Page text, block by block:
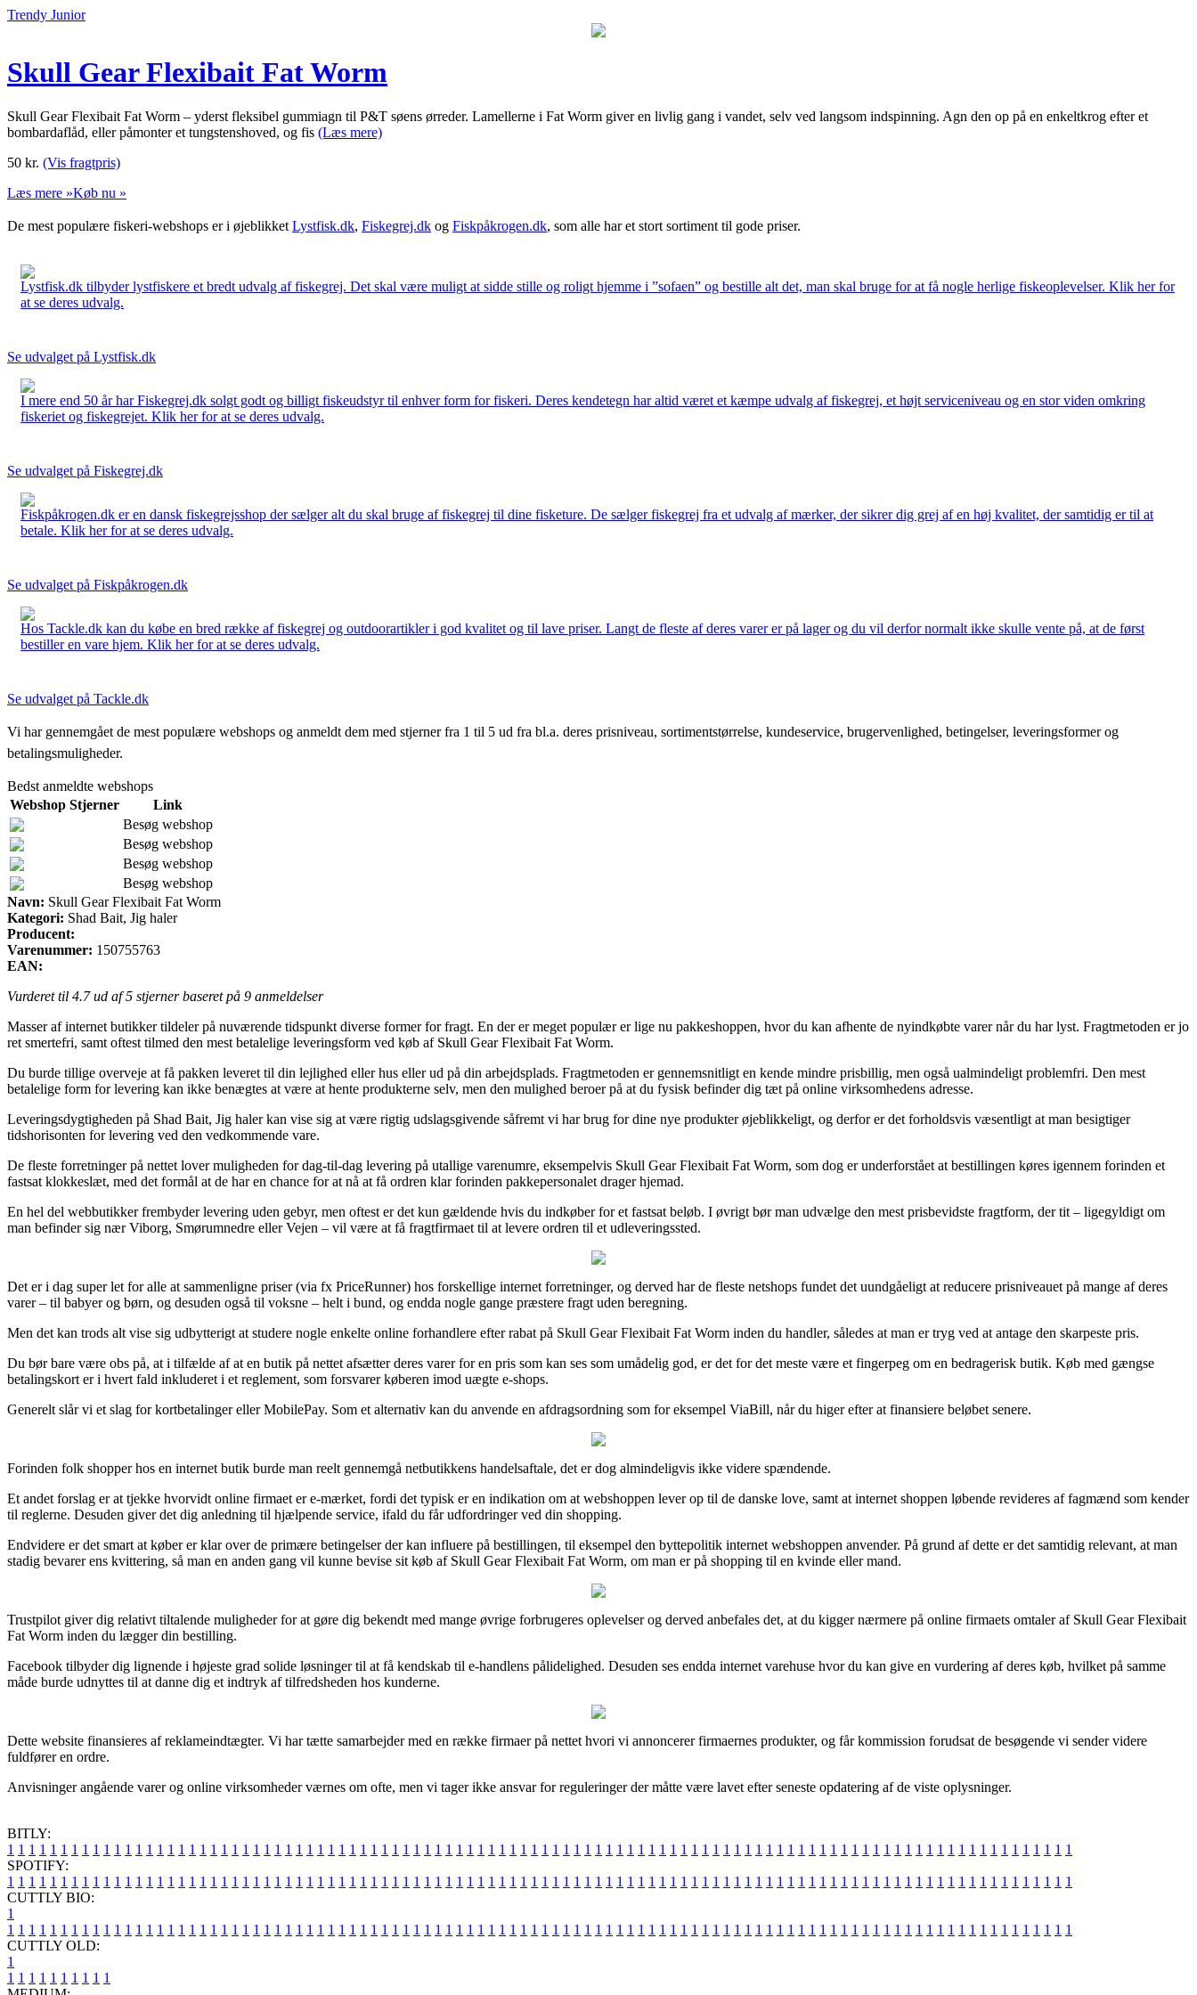
Trendy Junior
Skull Gear Flexibait Fat Worm
Skull Gear Flexibait Fat Worm – yderst fleksibel gummiagn til P&T søens ørreder. Lamellerne i Fat Worm giver en livlig gang i vandet, selv ved langsom indspinning. Agn den op på en enkeltkrog efter et
bombardaflåd, eller påmonter et tungstenshoved, og fis (Læs mere)
50 kr. (Vis fragtpris)
Læs mere »Køb nu »
De mest populære fiskeri-webshops er i øjeblikket Lystfisk.dk, Fiskegrej.dk og Fiskpåkrogen.dk, som alle har et stort sortiment til gode priser.
Lystfisk.dk tilbyder lystfiskere et bredt udvalg af fiskegrej. Det skal være muligt at sidde stille og roligt hjemme i ”sofaen” og bestille alt det, man skal bruge for at få nogle herlige fiskeoplevelser. Klik her for
at se deres udvalg.
Se udvalget på Lystfisk.dk
I mere end 50 år har Fiskegrej.dk solgt godt og billigt fiskeudstyr til enhver form for fiskeri. Deres kendetegn har altid været et kæmpe udvalg af fiskegrej, et højt serviceniveau og en stor viden omkring
fiskeriet og fiskegrejet. Klik her for at se deres udvalg.
Se udvalget på Fiskegrej.dk
Fiskpåkrogen.dk er en dansk fiskegrejsshop der sælger alt du skal bruge af fiskegrej til dine fisketure. De sælger fiskegrej fra et udvalg af mærker, der sikrer dig grej af en høj kvalitet, der samtidig er til at
betale. Klik her for at se deres udvalg.
Se udvalget på Fiskpåkrogen.dk
Hos Tackle.dk kan du købe en bred række af fiskegrej og outdoorartikler i god kvalitet og til lave priser. Langt de fleste af deres varer er på lager og du vil derfor normalt ikke skulle vente på, at de først
bestiller en vare hjem. Klik her for at se deres udvalg.
Se udvalget på Tackle.dk
Vi har gennemgået de mest populære webshops og anmeldt dem med stjerner fra 1 til 5 ud fra bl.a. deres prisniveau, sortimentstørrelse, kundeservice, brugervenlighed, betingelser, leveringsformer og
betalingsmuligheder.
Bedst anmeldte webshops
Webshop Stjerner
Link
Besøg webshop
Besøg webshop
Besøg webshop
Besøg webshop
Navn: Skull Gear Flexibait Fat Worm
Kategori: Shad Bait, Jig haler
Producent:
Varenummer: 150755763
EAN:
Vurderet til 4.7ud af 5 stjerner baseret på 9 anmeldelser
Masser af internet butikker tildeler på nuværende tidspunkt diverse former for fragt. En der er meget populær er lige nu pakkeshoppen, hvor du kan afhente de nyindkøbte varer når du har lyst. Fragtmetoden er jo
ret smertefri, samt oftest tilmed den mest betalelige leveringsform ved køb af Skull Gear Flexibait Fat Worm.
Du burde tillige overveje at få pakken leveret til din lejlighed eller hus eller ud på din arbejdsplads. Fragtmetoden er gennemsnitligt en kende mindre prisbillig, men også ualmindeligt problemfri. Den mest
betalelige form for levering kan ikke benægtes at være at hente produkterne selv, men den mulighed beroer på at du fysisk befinder dig tæt på online virksomhedens adresse.
Leveringsdygtigheden på Shad Bait, Jig haler kan vise sig at være rigtig udslagsgivende såfremt vi har brug for dine nye produkter øjeblikkeligt, og derfor er det forholdsvis væsentligt at man besigtiger
tidshorisonten for levering ved den vedkommende vare.
De fleste forretninger på nettet lover muligheden for dag-til-dag levering på utallige varenumre, eksempelvis Skull Gear Flexibait Fat Worm, som dog er underforstået at bestillingen køres igennem forinden et
fastsat klokkeslæt, med det formål at de har en chance for at nå at få ordren klar forinden pakkepersonalet drager hjemad.
En hel del webbutikker frembyder levering uden gebyr, men oftest er det kun gældende hvis du indkøber for et fastsat beløb. I øvrigt bør man udvælge den mest prisbevidste fragtform, der tit – ligegyldigt om
man befinder sig nær Viborg, Smørumnedre eller Vejen – vil være at få fragtfirmaet til at levere ordren til et udleveringssted.
Det er i dag super let for alle at sammenligne priser (via fx PriceRunner) hos forskellige internet forretninger, og derved har de fleste netshops fundet det uundgåeligt at reducere prisniveauet på mange af deres
varer – til babyer og børn, og desuden også til voksne – helt i bund, og endda nogle gange præstere fragt uden beregning.
Men det kan trods alt vise sig udbytterigt at studere nogle enkelte online forhandlere efter rabat på Skull Gear Flexibait Fat Worm inden du handler, således at man er tryg ved at antage den skarpeste pris.
Du bør bare være obs på, at i tilfælde af at en butik på nettet afsætter deres varer for en pris som kan ses som umådelig god, er det for det meste være et fingerpeg om en bedragerisk butik. Køb med gængse
betalingskort er i hvert fald inkluderet i et reglement, som forsvarer køberen imod uægte e-shops.
Generelt slår vi et slag for kortbetalinger eller MobilePay. Som et alternativ kan du anvende en afdragsordning som for eksempel ViaBill, når du higer efter at finansiere beløbet senere.
Forinden folk shopper hos en internet butik burde man reelt gennemgå netbutikkens handelsaftale, det er dog almindeligvis ikke videre spændende.
Et andet forslag er at tjekke hvorvidt online firmaet er e-mærket, fordi det typisk er en indikation om at webshoppen lever op til de danske love, samt at internet shoppen løbende revideres af fagmænd som kender
til reglerne. Desuden giver det dig anledning til hjælpende service, ifald du får udfordringer ved din shopping.
Endvidere er det smart at køber er klar over de primære betingelser der kan influere på bestillingen, til eksempel den byttepolitik internet webshoppen anvender. På grund af dette er det samtidig relevant, at man
stadig bevarer ens kvittering, så man en anden gang vil kunne bevise sit køb af Skull Gear Flexibait Fat Worm, om man er på shopping til en kvinde eller mand.
Trustpilot giver dig relativt tiltalende muligheder for at gøre dig bekendt med mange øvrige forbrugeres oplevelser og derved anbefales det, at du kigger nærmere på online firmaets omtaler af Skull Gear Flexibait
Fat Worm inden du lægger din bestilling.
Facebook tilbyder dig lignende i højeste grad solide løsninger til at få kendskab til e-handlens pålidelighed. Desuden ses endda internet varehuse hvor du kan give en vurdering af deres køb, hvilket på samme
måde burde udnyttes til at danne dig et indtryk af tilfredsheden hos kunderne.
Dette website finansieres af reklameindtægter. Vi har tætte samarbejder med en række firmaer på nettet hvori vi annoncerer firmaernes produkter, og får kommission forudsat de besøgende vi sender videre
fuldfører en ordre.
Anvisninger angående varer og online virksomheder værnes om ofte, men vi tager ikke ansvar for reguleringer der måtte være lavet efter seneste opdatering af de viste oplysninger.
BITLY:
1 1 1 1 1 1 1 1 1 1 1 1 1 1 1 1 1 1 1 1 1 1 1 1 1 1 1 1 1 1 1 1 1 1 1 1 1 1 1 1 1 1 1 1 1 1 1 1 1 1 1 1 1 1 1 1 1 1 1 1 1 1 1 1 1 1 1 1 1 1 1 1 1 1 1 1 1 1 1 1 1 1 1 1 1 1 1 1 1 1 1 1 1 1 1 1 1 1 1 1
SPOTIFY:
1 1 1 1 1 1 1 1 1 1 1 1 1 1 1 1 1 1 1 1 1 1 1 1 1 1 1 1 1 1 1 1 1 1 1 1 1 1 1 1 1 1 1 1 1 1 1 1 1 1 1 1 1 1 1 1 1 1 1 1 1 1 1 1 1 1 1 1 1 1 1 1 1 1 1 1 1 1 1 1 1 1 1 1 1 1 1 1 1 1 1 1 1 1 1 1 1 1 1 1
CUTTLY BIO:
1
1 1 1 1 1 1 1 1 1 1 1 1 1 1 1 1 1 1 1 1 1 1 1 1 1 1 1 1 1 1 1 1 1 1 1 1 1 1 1 1 1 1 1 1 1 1 1 1 1 1 1 1 1 1 1 1 1 1 1 1 1 1 1 1 1 1 1 1 1 1 1 1 1 1 1 1 1 1 1 1 1 1 1 1 1 1 1 1 1 1 1 1 1 1 1 1 1 1 1 1
CUTTLY OLD:
1
1 1 1 1 1 1 1 1 1 1